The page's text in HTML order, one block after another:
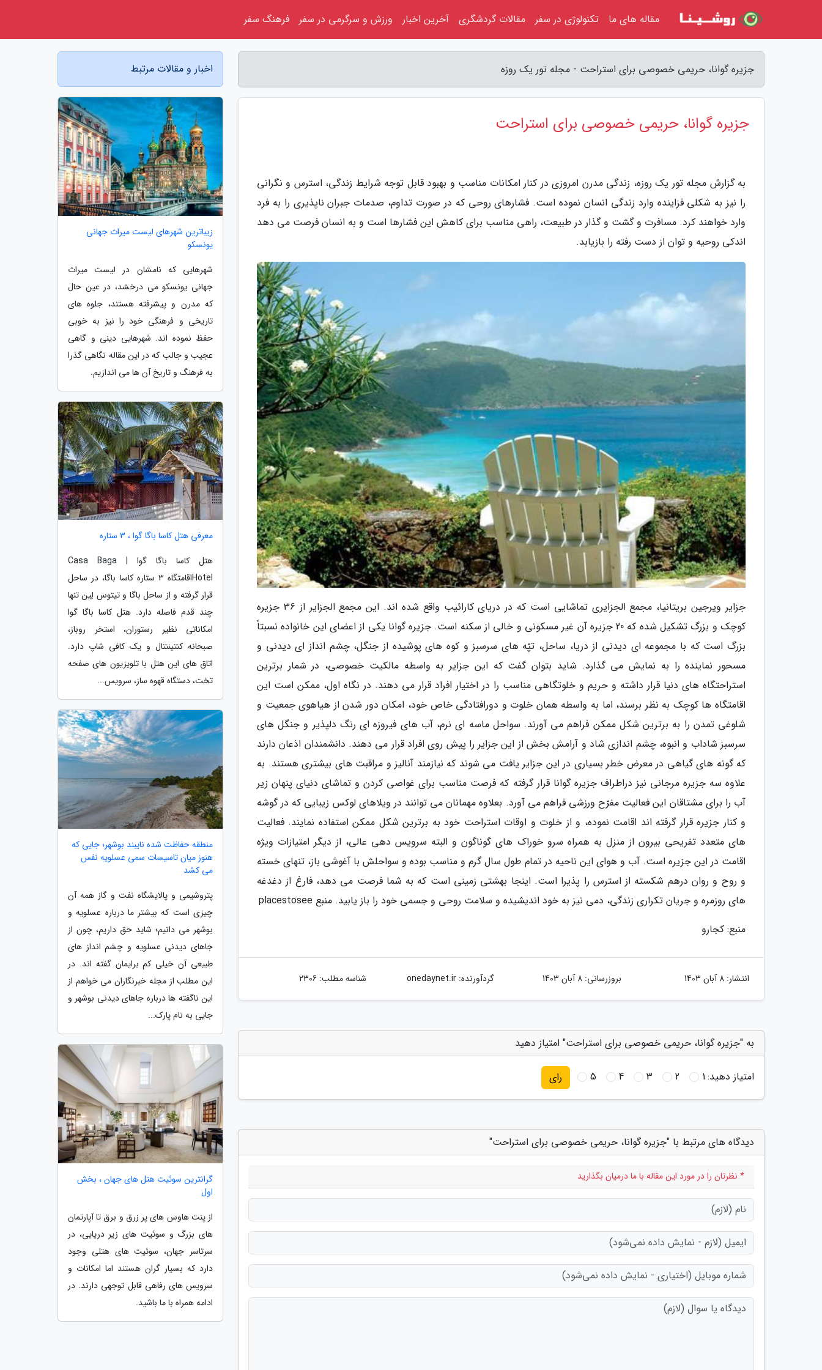
جزیره گوانا، حریمی خصوصی برای استراحت - مجله تور یک روزه
جزیره گوانا، حریمی خصوصی برای استراحت
به گزارش مجله تور یک روزه، زندگی مدرن امروزی در کنار امکانات مناسب و بهبود قابل توجه شرایط زندگی، استرس و نگرانی
را نیز به شکلی فزاینده وارد زندگی انسان نموده است. فشارهای روحی که در صورت تداوم، صدمات جبران ناپذیری را به فرد
وارد خواهند کرد. مسافرت و گشت و گذار در طبیعت، راهی مناسب برای کاهش این فشارها است و به انسان فرصت می دهد
اندکی روحیه و توان از دست رفته را بازیابد.
جزایر ویرجین بریتانیا، مجمع الجزایری تماشایی است که در دریای کارائیب واقع شده اند. این مجمع الجزایر از 36 جزیره
کوچک و بزرگ تشکیل شده که 20 جزیره آن غیر مسکونی و خالی از سکنه است. جزیره گوانا یکی از اعضای این خانواده نسبتاً
بزرگ است که با مجموعه ای دیدنی از دریا، ساحل، تپّه های سرسبز و کوه های پوشیده از جنگل، چشم انداز ای دیدنی و
مسحور نماینده را به نمایش می گذارد. شاید بتوان گفت که این جزایر به واسطه مالکیت خصوصی، در شمار برترین
استراحتگاه های دنیا قرار داشته و حریم و خلوتگاهی مناسب را در اختیار افراد قرار می دهند. در نگاه اول، ممکن است این
اقامتگاه ها کوچک به نظر برسند، اما به واسطه همان خلوت و دورافتادگی خاص خود، امکان دور شدن از هیاهوی جمعیت و
شلوغی تمدن را به برترین شکل ممکن فراهم می آورند. سواحل ماسه ای نرم، آب های فیروزه ای رنگ دلپذیر و جنگل های
سرسبز شاداب و انبوه، چشم اندازی شاد و آرامش بخش از این جزایر را پیش روی افراد قرار می دهند. دانشمندان اذعان دارند
که گونه های گیاهی در معرض خطر بسیاری در این جزایر یافت می شوند که نیازمند آنالیز و مراقبت های بیشتری هستند. به
علاوه سه جزیره مرجانی نیز دراطراف جزیره گوانا قرار گرفته که فرصت مناسب برای غواصی کردن و تماشای دنیای پنهان زیر
آب را برای مشتاقان این فعالیت مفرّح ورزشی فراهم می آورد. بعلاوه مهمانان می توانند در ویلاهای لوکس زیبایی که در گوشه
و کنار جزیره قرار گرفته اند اقامت نموده، و از خلوت و اوقات استراحت خود به برترین شکل ممکن استفاده نمایند. فعالیت
های متعدد تفریحی بیرون از منزل به همراه سرو خوراک های گوناگون و البته سرویس دهی عالی، از دیگر امتیازات ویژه
اقامت در این جزیره است. آب و هوای این ناحیه در تمام طول سال گرم و مناسب بوده و سواحلش با آغوشی باز، تنهای خسته
و روح و روان درهم شکسته از استرس را پذیرا است. اینجا بهشتی زمینی است که به شما فرصت می دهد، فارغ از دغدغه
های روزمره و جریان تکراری زندگی، دمی نیز به خود اندیشیده و سلامت روحی و جسمی خود را باز یابید. منبع placestosee
منبع: کجارو
انتشار: 8 آبان 1403 بروزرسانی: 8 آبان 1403 گردآورنده:onedaynet.ir شناسه مطلب: 2306
به "جزیره گوانا، حریمی خصوصی برای استراحت" امتیاز دهید
امتیاز دهید:1
2
3
4
5 رای
دیدگاه های مرتبط با "جزیره گوانا، حریمی خصوصی برای استراحت"
* نظرتان را در مورد این مقاله با ما درمیان بگذارید
اخبار و مقالات مرتبط
زیباترین شهرهای لیست میراث جهانی
یونسکو
شهرهایی که نامشان در لیست میراث
جهانی یونسکو می درخشد، در عین حال
که مدرن و پیشرفته هستند، جلوه های
تاریخی و فرهنگی خود را نیز به خوبی
حفظ نموده اند. شهرهایی دینی و گاهی
عجیب و جالب که در این مقاله نگاهی گذرا
به فرهنگ و تاریخ آن ها می اندازیم.
معرفی هتل کاسا باگا گوا ، 3 ستاره
هتل کاسا باگا گوا | Casa Baga
Hotelاقامتگاه 3 ستاره کاسا باگا، در ساحل
قرار گرفته و از ساحل باگا و تیتوس لِین تنها
چند قدم فاصله دارد. هتل کاسا باگا گوا
امکاناتی نظیر رستوران، استخر روباز،
صبحانه کنتیننتال و یک کافی شاپ دارد.
اتاق های این هتل با تلویزیون های صفحه
تخت، دستگاه قهوه ساز، سرویس...
منطقه حفاظت شده نایبند بوشهر؛ جایی که
هنوز میان تاسیسات سمی عسلویه نفس
می کشد
پتروشیمی و پالایشگاه نفت و گاز همه آن
چیزی است که بیشتر ما درباره عسلویه و
بوشهر می دانیم؛ شاید حق داریم، چون از
جاهای دیدنی عسلویه و چشم انداز های
طبیعی آن خیلی کم برایمان گفته اند. در
این مطلب از مجله خبرنگاران می خواهم از
این ناگفته ها درباره جاهای دیدنی بوشهر و
جایی به نام پارک...
گرانترین سوئیت هتل های جهان ، بخش
اول
از پنت هاوس های پر زرق و برق تا آپارتمان
های بزرگ و سوئیت های زیر دریایی، در
سرتاسر جهان، سوئیت های هتلی وجود
دارد که بسیار گران هستند اما امکانات و
سرویس های رفاهی قابل توجهی دارند. در
ادامه همراه با ما باشید.
مقاله های ما تکنولوژی در سفر مقالات گردشگری آخرین اخبار ورزش و سرگرمی در سفر فرهنگ سفر